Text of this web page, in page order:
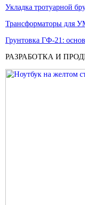
Укладка тротуарной
Трансформаторы для
Грунтовка ГФ-21:
РАЗРАБОТКА И